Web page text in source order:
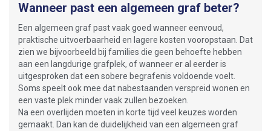
Wanneer past een algemeen graf beter?
Een algemeen graf past vaak goed wanneer eenvoud,
praktische uitvoerbaarheid en lagere kosten vooropstaan. Dat
zien we bijvoorbeeld bij families die geen behoefte hebben
aan een langdurige grafplek, of wanneer er al eerder is
uitgesproken dat een sobere begrafenis voldoende voelt.
Soms speelt ook mee dat nabestaanden verspreid wonen en
een vaste plek minder vaak zullen bezoeken.
Na een overlijden moeten in korte tijd veel keuzes worden
gemaakt. Dan kan de duidelijkheid van een algemeen graf